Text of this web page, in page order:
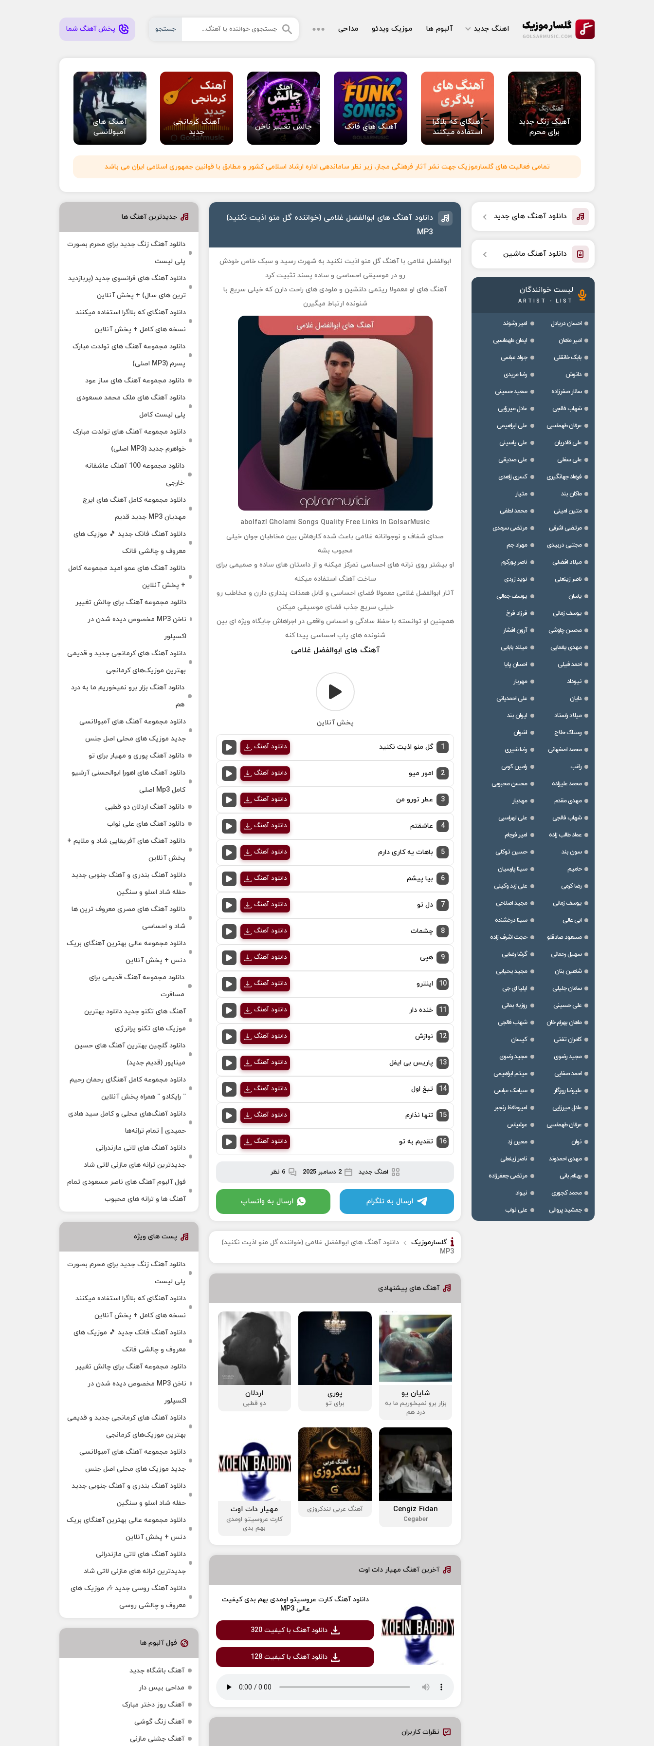
اهنگ جدید آلبوم ها موزیک ویدئو مداحی جستجو پخش آهنگ شما
آهنگ زنگ جدید
برای محرم
آهنگای که بلاگرا
استفاده میکنند
آهنگ های فانک چالش تغییر ناخن
آهنگ کرمانجی
جدید
آهنگ های
آمبولانسی
تمامی فعالیت های گلسارموزیک جهت نشر آثار فرهنگی مجاز، زیر نظر ساماندهی اداره ارشاد اسلامی کشور و مطابق با قوانین جمهوری اسلامی ایران می باشد
دانلود آهنگ های ابوالفضل غلامی (خواننده گل منو اذیت نکنید)
MP3
ابوالفضل غلامی با آهنگ گل منو اذیت نکنید به شهرت رسید و سبک خاص خودش
رو در موسیقی احساسی و ساده پسند تثبیت کرد
آهنگ های او معمولا ریتمی دلنشین و ملودی های راحت دارن که خیلی سریع با
شنونده ارتباط میگیرن
abolfazl Gholami Songs Quality Free Links In GolsarMusic
صدای شفاف و نوجوانانه غلامی باعث شده کارهاش بین مخاطبان جوان خیلی
محبوب بشه
او بیشتر روی ترانه های احساسی تمرکز میکنه و از داستان های ساده و صمیمی برای
ساخت آهنگ استفاده میکنه
آثار ابوالفضل غلامی معمولا فضای احساسی و قابل همذات پنداری دارن و مخاطب رو
خیلی سریع جذب فضای موسیقی میکنن
همچنین او توانسته با حفظ سادگی و احساس واقعی در اجراهاش جایگاه ویژه ای بین
شنونده های پاپ احساسی پیدا کنه
آهنگ های ابوالفضل غلامی
پخش آنلاین
1 گل منو اذیت نکنید دانلود آهنگ
2 امور میو دانلود آهنگ
3 عطر تورو من دانلود آهنگ
4 عاشقتم دانلود آهنگ
5 باهات یه کاری دارم دانلود آهنگ
6 بیا پیشم دانلود آهنگ
7 دل تو دانلود آهنگ
8 چشمات دانلود آهنگ
9 هپی دانلود آهنگ
10 اینترو دانلود آهنگ
11 خنده دار دانلود آهنگ
12 نوازش دانلود آهنگ
13 پاریس بی ایفل دانلود آهنگ
14 تیغ اول دانلود آهنگ
15 تنها نذارم دانلود آهنگ
16 تقدیم به تو دانلود آهنگ
اهنگ جدید 2 دسامبر 2025 6 نظر
ارسال به تلگرام ارسال به واتساپ
گلسارموزیک
دانلود آهنگ های ابوالفضل غلامی (خواننده گل منو اذیت نکنید)
MP3
آهنگ های پیشنهادی
شایان یو
بزار برو نمیخوریم ما به
درد هم
پوری
برای تو
اردلان
دو قطبی
Cengiz Fidan
Cegaber
آهنگ عربی لندکروزی مهیار دات اوت
کارت عروسیتو اومدی
بهم بدی
آخرین آهنگ مهیار دات اوت
دانلود آهنگ کارت عروسیتو اومدی بهم بدی کیفیت
عالی MP3
دانلود آهنگ با کیفیت 320
دانلود آهنگ با کیفیت 128
نظرات کاربران
دانلود آهنگ های جدید
دانلود آهنگ ماشین
لیست خوانندگان
ARTIST - LIST
احسان دریادل
امیر رشوند
امیر ماهان
ایمان طهماسبی
بابک خانقلی
جواد عباسی
دانوش
رضا مریدی
سالار صفرزاده
سعید حسینی
شهاب فالجی
عادل میرزایی
عرفان طهماسبی
علی ابراهیمی
علی قادریان
علی یاسینی
علی سفلی
علی صدیقی
فرهاد جهانگیری
کسری زاهدی
ماکان بند
متیار
متین امینی
محمد لطفی
مرتضی اشرفی
مرتضی سرمدی
مجتبی دربیدی
مهراد جم
میلاد افضلی
ناصر پورکرم
ناصر زینعلی
نوید زردی
یاسان
یوسف جمالی
یوسف زمانی
فرزاد فرخ
محسن چاوشی
آرون افشار
مهدی یغمایی
میلاد بابایی
احمد فیلی
احسان پایا
نیوداد
مهریار
دایان
علی احمدیانی
میلاد راستاد
ایوان بند
رستاک حلاج
اشوان
محمد اصفهانی
رضا شیری
راغب
رامین کرمی
محمد علیزاده
محسن محبوبی
مهدی مقدم
مهدیار
شهاب فالجی
علی لهراسبی
عماد طالب زاده
امیر فرجام
سون بند
حسین توکلی
حامیم
سینا پارسیان
رضا کرمی
علی زند وکیلی
یوسف زمانی
مجید اصلاحی
ابی عالی
سینا درخشنده
مسعود صادقلو
حجت اشرف زاده
سهیل رحمانی
گرشا رضایی
شاهین بنان
مجید یحیایی
سامان جلیلی
ایلیا ای جی
علی حسینی
روزبه بمانی
ماهان بهرام خان
شهاب فالجی
کامران تفتی
کیسان
مجید رضوی
مجید رضوی
احمد صفایی
میثم ابراهیمی
علیرضا روزگار
سیامک عباسی
عادل میرزایی
امیرحافظ رنجبر
عرفان طهماسبی
عرشیاس
نوان
معین زد
مهدی احمدوند
ناصر زینعلی
بهنام بانی
مرتضی جعفرزاده
محمد کجوری
نیواد
جمشید پروانی
علی نواب
جدیدترین آهنگ ها
دانلود آهنگ زنگ جدید برای محرم بصورت
پلی لیست
دانلود آهنگ های فرانسوی جدید (پربازدید
ترین های سال) + پخش آنلاین
دانلود آهنگای که بلاگرا استفاده میکنند
نسخه های کامل + پخش آنلاین
دانلود مجموعه آهنگ های تولدت مبارک
پسرم (MP3 اصلی)
دانلود مجموعه آهنگ های ساز عود
دانلود آهنگ های ملک‌ محمد مسعودی
پلی لیست کامل
دانلود مجموعه آهنگ های تولدت مبارک
خواهرم جدید (MP3 اصلی)
دانلود مجموعه 100 آهنگ عاشقانه
خارجی
دانلود مجموعه کامل آهنگ های ایرج
مهدیان MP3 جدید قدیم
دانلود آهنگ فانک جدید 🎵 موزیک‌ های
معروف و چالشی فانک
دانلود آهنگ های عمو امید مجموعه کامل
+ پخش آنلاین
دانلود مجموعه آهنگ برای چالش تغییر
ناخن MP3 مخصوص دیده شدن در
اکسپلور
دانلود آهنگ‌ های کرمانجی جدید و قدیمی
بهترین موزیک‌های کرمانجی
دانلود آهنگ بزار برو نمیخوریم ما به درد
هم
دانلود مجموعه آهنگ های آمبولانسی
جدید موزیک های محلی اصل جنس
دانلود آهنگ پوری و مهیار برای تو
دانلود آهنگ های اهورا ابوالحسنی آرشیو
کامل Mp3 اصلی
دانلود آهنگ اردلان دو قطبی
دانلود آهنگ های علی نواب
دانلود آهنگ های آفریقایی شاد و ملایم +
پخش آنلاین
دانلود آهنگ بندری و آهنگ جنوبی جدید
حفله شاد اسلو و سنگین
دانلود آهنگ های مصری معروف ترین ها
شاد و احساسی
دانلود مجموعه عالی بهترین آهنگای بریک
دنس + پخش آنلاین
دانلود مجموعه آهنگ قدیمی برای
مسافرت
آهنگ های تکنو جدید دانلود بهترین
موزیک های تکنو پرانرژی
دانلود گلچین بهترین آهنگ های حسین
میناپور (قدیم جدید)
دانلود مجموعه کامل آهنگای رحمان رحیم
” رایکادو ” همراه پخش آنلاین
دانلود آهنگ‌های محلی و کامل سید هادی
حمیدی | تمام ترانه‌ها
دانلود آهنگ‌ های لاتی مازندرانی
جدیدترین ترانه های مازنی لاتی شاد
فول آلبوم آهنگ‌ های ناصر مسعودی تمام
آهنگ‌ ها و ترانه‌ های محبوب
پست های ویژه
دانلود آهنگ زنگ جدید برای محرم بصورت
پلی لیست
دانلود آهنگای که بلاگرا استفاده میکنند
نسخه های کامل + پخش آنلاین
دانلود آهنگ فانک جدید 🎵 موزیک‌ های
معروف و چالشی فانک
دانلود مجموعه آهنگ برای چالش تغییر
ناخن MP3 مخصوص دیده شدن در
اکسپلور
دانلود آهنگ‌ های کرمانجی جدید و قدیمی
بهترین موزیک‌های کرمانجی
دانلود مجموعه آهنگ های آمبولانسی
جدید موزیک های محلی اصل جنس
دانلود آهنگ بندری و آهنگ جنوبی جدید
حفله شاد اسلو و سنگین
دانلود مجموعه عالی بهترین آهنگای بریک
دنس + پخش آنلاین
دانلود آهنگ‌ های لاتی مازندرانی
جدیدترین ترانه های مازنی لاتی شاد
دانلود آهنگ روسی جدید 🎶 موزیک‌ های
معروف و چالشی روسی
فول آلبوم ها
آهنگ باشگاه جدید
مداحی بیس دار
آهنگ روز دختر مبارک
آهنگ زنگ گوشی
آهنگ جشنی مازنی